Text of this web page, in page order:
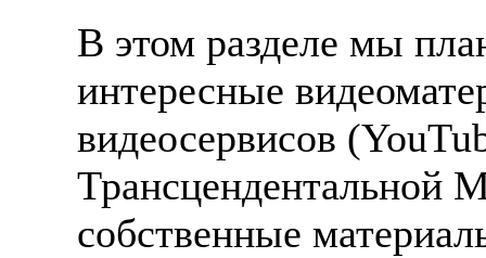
В этом разделе мы
интересные
видеосервисов
Трансцендентальной
собственные